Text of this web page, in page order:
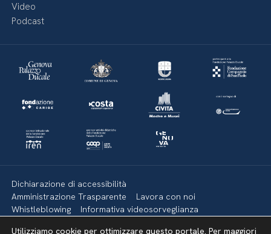
Video
Podcast
Dichiarazione di accessibilità
Amministrazione Trasparente
Lavora con noi
Whistleblowing
Informativa videosorveglianza
Utilizziamo cookie per ottimizzare questo portale. Per maggiori